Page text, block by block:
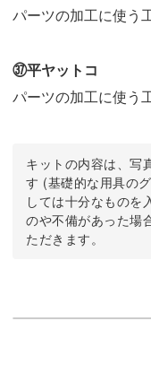
パーツの加工に使う
㊲平ヤットコ
パーツの加工に使う
キットの内容は、写
す (基礎的な用具の
しては十分なものを
のや不備があった場
ただきます。